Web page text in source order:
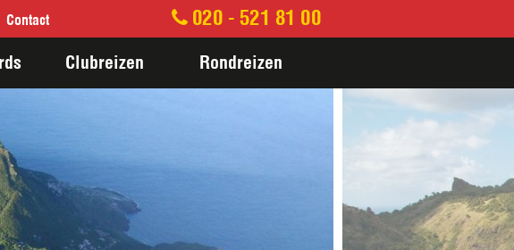
Contact 020 - 521 81 00
Clubreizen Rondreizen